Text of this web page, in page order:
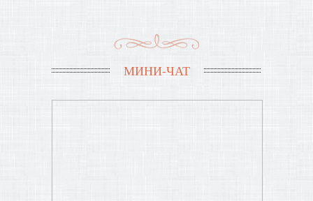
МИНИ-ЧАТ